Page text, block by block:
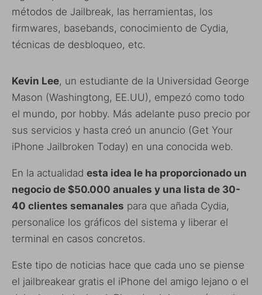
métodos de Jailbreak, las herramientas, los
firmwares, basebands, conocimiento de Cydia,
técnicas de desbloqueo, etc.
Kevin Lee, un estudiante de la Universidad George
Mason (Washingtong, EE.UU), empezó como todo
el mundo, por hobby. Más adelante puso precio por
sus servicios y hasta creó un anuncio (Get Your
iPhone Jailbroken Today) en una conocida web.
En la actualidad esta idea le ha proporcionado un
negocio de $50.000 anuales y una lista de 30-
40 clientes semanales para que añada Cydia,
personalice los gráficos del sistema y liberar el
terminal en casos concretos.
Este tipo de noticias hace que cada uno se piense
el jailbreakear gratis el iPhone del amigo lejano o el